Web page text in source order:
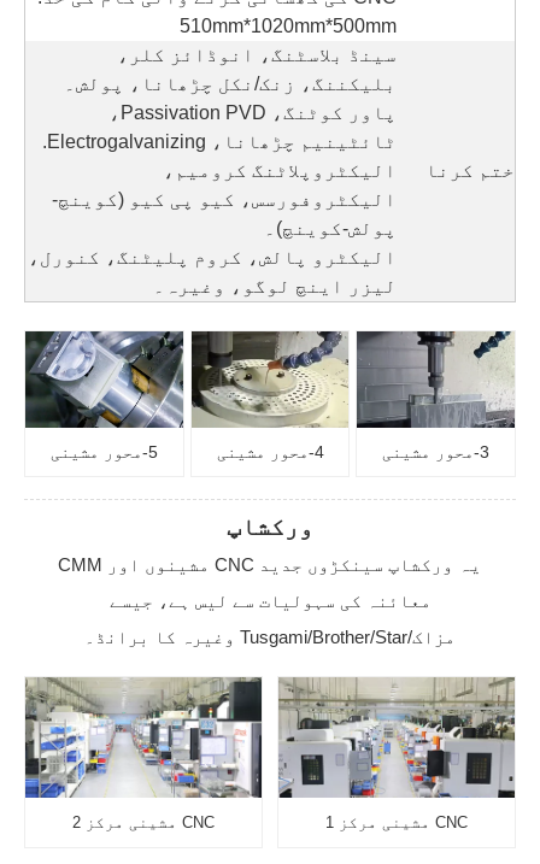
510mm*1020mm*500mm
ختم کرنا
سینڈ بلاسٹنگ، انوڈائز کلر،
بلیکننگ، زنک/نکل چڑھانا، پولش۔
پاور کوٹنگ، Passivation PVD،
ٹائٹینیم چڑھانا، Electrogalvanizing.
الیکٹروپلاٹنگ کرومیم،
الیکٹروفورسس، کیو پی کیو (کوینچ-
پولش-کوینچ)۔
الیکٹرو پالش، کروم پلیٹنگ، کنورل،
لیزر اینچ لوگو، وغیرہ۔
3-محور مشینی 4-محور مشینی 5-محور مشینی
ورکشاپ
یہ
ورکشاپ سینکڑوں جدید CNC مشینوں اور CMM
معائنہ کی سہولیات سے لیس ہے، جیسے
مزاک/Tusgami/Brother/Star وغیرہ کا برانڈ۔
CNC مشینی مرکز 1 CNC مشینی مرکز 2